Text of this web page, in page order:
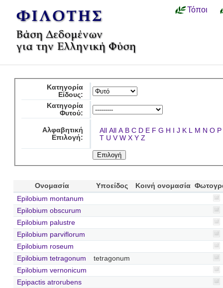
Τόποι
Κατηγορία
Είδους:
Κατηγορία
Φυτού:
Αλφαβητική
Επιλογή:
All All A B C D E F G H I J K L M N O P
T U V W X Y Z
Ονομασία Υποείδος Κοινή ονομασία
Epilobium montanum
Epilobium obscurum
Epilobium palustre
Epilobium parviflorum
Epilobium roseum
Epilobium tetragonum
tetragonum
Epilobium vernonicum
Epipactis atrorubens